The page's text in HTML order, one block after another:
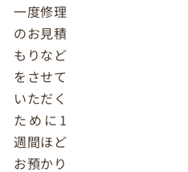
一度修理
のお見積
もりなど
をさせて
いただく
ために1
週間ほど
お預かり